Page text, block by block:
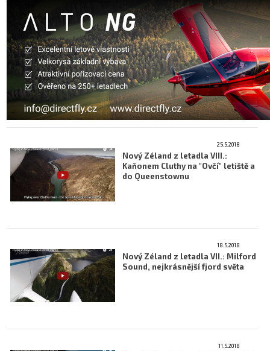
25.5.2018
Nový Zéland z letadla VIII.:
Kaňonem Cluthy na "Ovčí" letiště a
do Queenstownu
18.5.2018
Nový Zéland z letadla VII.: Milford
Sound, nejkrásnější fjord světa
11.5.2018